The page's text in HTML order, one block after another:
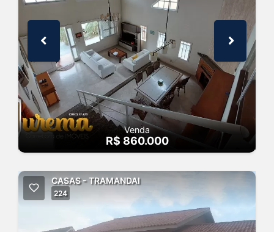
Venda
R$ 860.000
CASAS - TRAMANDAI
224